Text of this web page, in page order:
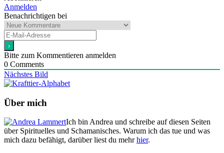
Anmelden
Benachrichtigen bei
Bitte zum Kommentieren anmelden
0 Comments
Nächstes Bild
Über mich
Ich bin Andrea und schreibe auf diesen Seiten
über Spirituelles und Schamanisches. Warum ich das tue und was
mich dazu befähigt, darüber liest du mehrhier.